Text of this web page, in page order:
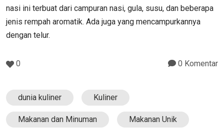
nasi ini terbuat dari campuran nasi, gula, susu, dan beberapa
jenis rempah aromatik. Ada juga yang mencampurkannya
dengan telur.
0 0 Komentar
dunia kuliner Kuliner
Makanan dan Minuman Makanan Unik